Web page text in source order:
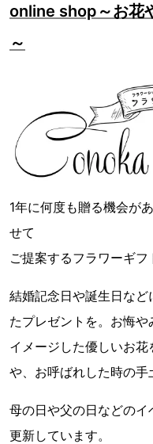
online shop～お花
～
1年に何度も贈る機会が
せて
ご提案するフラワーギフ
結婚記念日や誕生日な
たプレゼントを。お悔
イメージした優しいお
や、お呼ばれした時の手
母の日や父の日などの
更新しています。